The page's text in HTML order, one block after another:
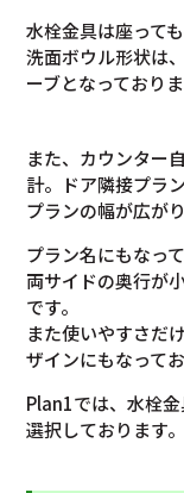
水栓金具は座って
洗面ボウル形状は
ーブとなっておりま
また、カウンター
計。ドア隣接プラ
プランの幅が広がり
プラン名にもなっ
両サイドの奥行が
です。
また使いやすさだ
ザインにもなってお
Plan1では、水栓
選択しております。